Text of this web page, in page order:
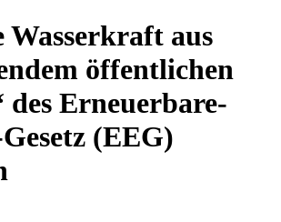
Wasserkraft aus
öffentlichen
des Erneuerbare-
(EEG)